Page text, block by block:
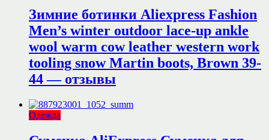
Зимние ботинки Aliexpress Fashion
Men’s winter outdoor lace-up ankle
wool warm cow leather western work
tooling snow Martin boots, Brown 39-
44 — отзывы
Одежда